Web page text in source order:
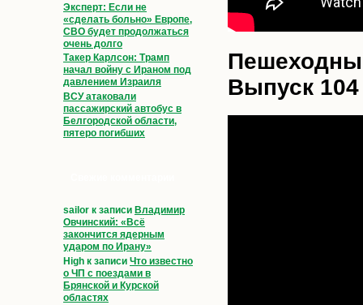
Эксперт: Если не
«сделать больно» Европе,
СВО будет продолжаться
очень долго
Такер Карлсон: Трамп
начал войну с Ираном под
давлением Израиля
ВСУ атаковали
пассажирский автобус в
Белгородской области,
пятеро погибших
sailor к записи Владимир
Овчинский: «Всё
закончится ядерным
ударом по Ирану»
High к записи Что известно
о ЧП с поездами в
Брянской и Курской
областях
Выпуск